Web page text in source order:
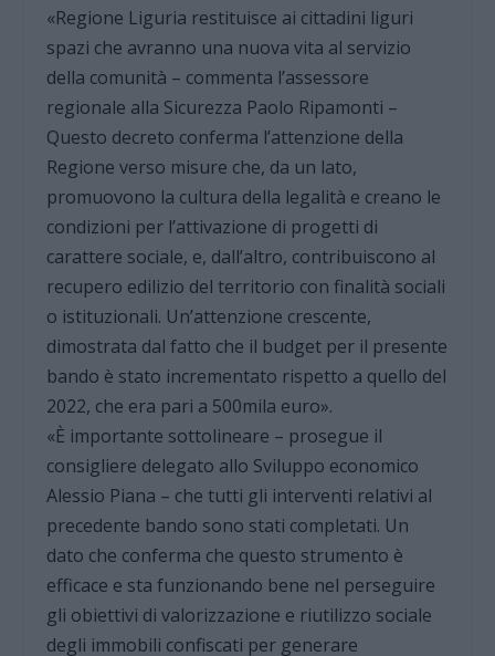
«Regione Liguria restituisce ai cittadini liguri
spazi che avranno una nuova vita al servizio
della comunità – commenta l’assessore
regionale alla Sicurezza Paolo Ripamonti –
Questo decreto conferma l’attenzione della
Regione verso misure che, da un lato,
promuovono la cultura della legalità e creano le
condizioni per l’attivazione di progetti di
carattere sociale, e, dall’altro, contribuiscono al
recupero edilizio del territorio con finalità sociali
o istituzionali. Un’attenzione crescente,
dimostrata dal fatto che il budget per il presente
bando è stato incrementato rispetto a quello del
2022, che era pari a 500mila euro».
«È importante sottolineare – prosegue il
consigliere delegato allo Sviluppo economico
Alessio Piana – che tutti gli interventi relativi al
precedente bando sono stati completati. Un
dato che conferma che questo strumento è
efficace e sta funzionando bene nel perseguire
gli obiettivi di valorizzazione e riutilizzo sociale
degli immobili confiscati per generare